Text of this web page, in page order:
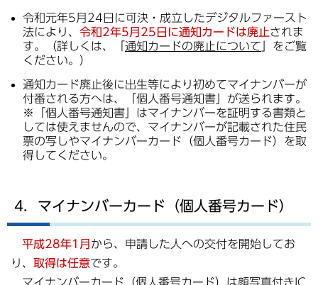
令和元年5月24日に可決・成立したデジタルファースト
法により、 令和2年5月25日に通知カードは廃止されま
す。（詳しくは、「 通知カードの廃止について 」をご覧
ください。）
通知カード廃止後に出生等により初めてマイナンバーが
付番される方へは、「個人番号通知書」が送られます。
※「個人番号通知書」はマイナンバーを証明する書類と
しては使えませんので、マイナンバーが記載された住民
票の写しやマイナンバーカード（個人番号カード）を取
得してください。
4．マイナンバーカード（個人番号カード）
平成28年1月 から、申請した人への交付を開始してお
り、 取得は任意です。
マイナンバーカード（個人番号カード）は顔写真付きIC